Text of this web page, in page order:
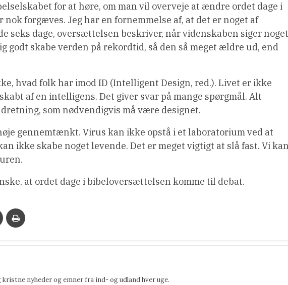
for at høre, om man vil overveje at ændre ordet dage i
forgæves. Jeg har en fornemmelse af, at det er noget af
seks dage, oversættelsen beskriver, når videnskaben siger noget
godt skabe verden på rekordtid, så den så meget ældre ud, end
hvad folk har imod ID (Intelligent Design, red.). Livet er ikke
af en intelligens. Det giver svar på mange spørgmål. Alt
som nødvendigvis må være designet.
gennemtænkt. Virus kan ikke opstå i et laboratorium ved at
ikke skabe noget levende. Det er meget vigtigt at slå fast. Vi
at ordet dage i bibeloversættelsen komme til debat.
nyheder og emner fra ind- og udland hver uge.